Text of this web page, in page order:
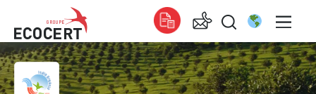
NOS SERVICES
Global